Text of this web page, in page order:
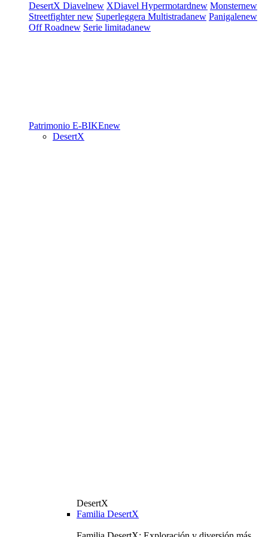
DesertX Diavelnew XDiavel Hypermotardnew Monsternew
Streetfighternew Superleggera Multistradanew Panigalenew
Off Roadnew Serie limitadanew
Patrimonio E-BIKEnew
DesertX
DesertX
Familia DesertX